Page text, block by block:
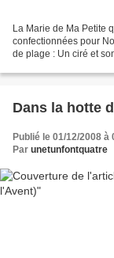
La Marie de Ma Petite
confectionnées pour
de plage : Un ciré et
Dans la hotte
Publié le 01/12/2008 à
Par unetunfontquatre